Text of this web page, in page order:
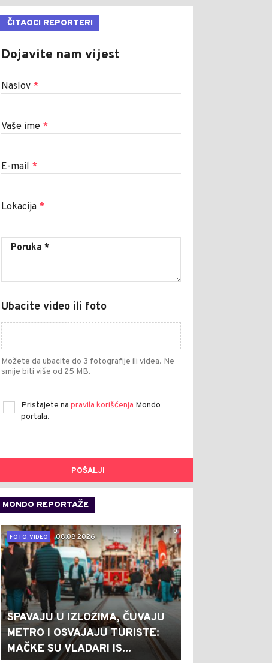
ČITAOCI REPORTERI
Dojavite nam vijest
Naslov *
Vaše ime *
E-mail *
Lokacija *
Ubacite video ili foto
Možete da ubacite do 3 fotografije ili videa. Ne
smije biti više od 25 MB.
Pristajete na pravila korišćenja Mondo
portala.
POŠALJI
MONDO REPORTAŽE
0
FOTO, VIDEO
08.08.2026.
SPAVAJU U IZLOZIMA, ČUVAJU
METRO I OSVAJAJU TURISTE:
MAČKE SU VLADARI IS...